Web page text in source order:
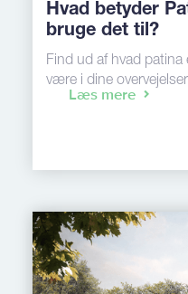
Hvad betyder
bruge det til?
Find ud af hvad
være i dine
Læs mere